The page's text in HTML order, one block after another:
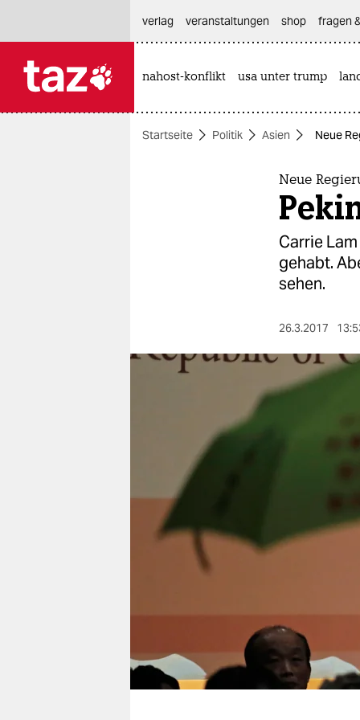
themen
berlin
verlag
verlag
veranstaltungen
abo
genossenschaft
verlag
veranstaltungen shop fragen
nahost-konflikt usa unter trump
Startseite Politik Asien Neue
Neue
Carrie
gehabt.
sehen.
26.3.2017